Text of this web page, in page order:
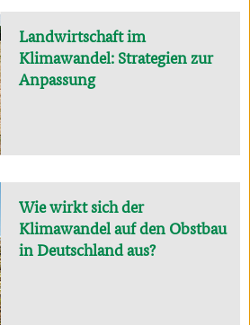
Landwirtschaft im
Klimawandel: Strategien zur
Anpassung
Wie wirkt sich der
Klimawandel auf den Obstbau
in Deutschland aus?